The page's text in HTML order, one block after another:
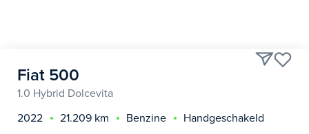
Fiat 500
1.0 Hybrid Dolcevita
2022
21.209 km Benzine Handgeschakeld